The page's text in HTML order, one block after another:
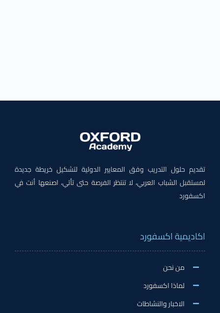
تقديم حلول التدريب وفق المعايير الدولية لتشكيل خريطة جديدة
لمستقبل الشباب العربي، لا تنتظر الفرصة حتى تأتي، اصنعها أنت في
اكسفورد
اكاديمية اكسفورد
من نحن
لماذا اكسفورد
الاخبار والنشاطات